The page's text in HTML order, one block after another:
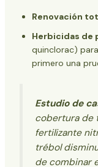
Renovación
Herbicidas de
quinclorac)
primero una
Estudio de
cobertura de
fertilizante
trébol
de combinar